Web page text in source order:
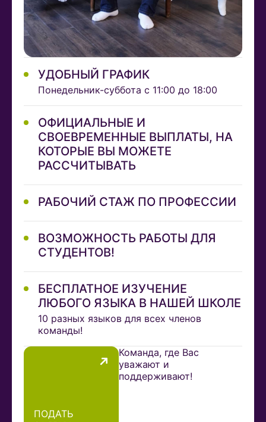
ПОДАТЬ
Команда, где Вас
уважают и
поддерживают!
УДОБНЫЙ ГРАФИК
Понедельник-суббота с 11:00 до 18:00
ОФИЦИАЛЬНЫЕ И
СВОЕВРЕМЕННЫЕ ВЫПЛАТЫ, НА
КОТОРЫЕ ВЫ МОЖЕТЕ
РАССЧИТЫВАТЬ
РАБОЧИЙ СТАЖ ПО ПРОФЕССИИ
ВОЗМОЖНОСТЬ РАБОТЫ ДЛЯ
СТУДЕНТОВ!
БЕСПЛАТНОЕ ИЗУЧЕНИЕ
ЛЮБОГО ЯЗЫКА В НАШЕЙ ШКОЛЕ
10 разных языков для всех членов
команды!